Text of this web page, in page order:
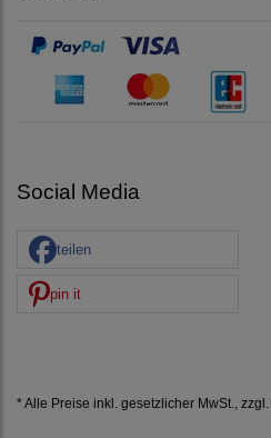
Social Media
teilen
pin it
* Alle Preise inkl. gesetzlicher MwSt., zzgl.